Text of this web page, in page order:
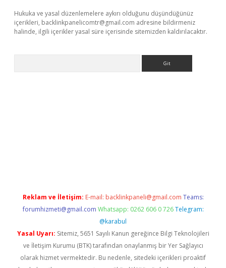
Hukuka ve yasal düzenlemelere aykırı olduğunu düşündüğünüz
içerikleri, backlinkpanelicomtr@gmail.com adresine bildirmeniz
halinde, ilgili içerikler yasal süre içerisinde sitemizden kaldırılacaktır.
Reklam ve İletişim: E-mail: backlinkpaneli@gmail.com Teams:
forumhizmeti@gmail.com Whatsapp: 0262 606 0 726 Telegram:
@karabul
Yasal Uyarı: Sitemiz, 5651 Sayılı Kanun gereğince Bilgi Teknolojileri
ve İletişim Kurumu (BTK) tarafından onaylanmış bir Yer Sağlayıcı
olarak hizmet vermektedir. Bu nedenle, sitedeki içerikleri proaktif